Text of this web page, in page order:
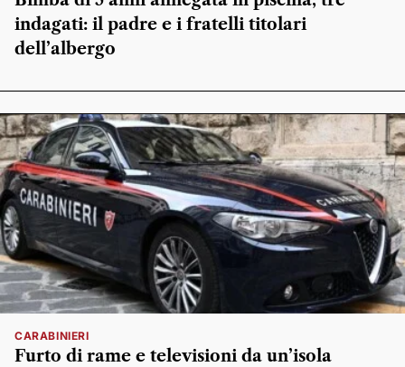
indagati: il padre e i fratelli titolari
dell’albergo
CARABINIERI
Furto di rame e televisioni da un’isola